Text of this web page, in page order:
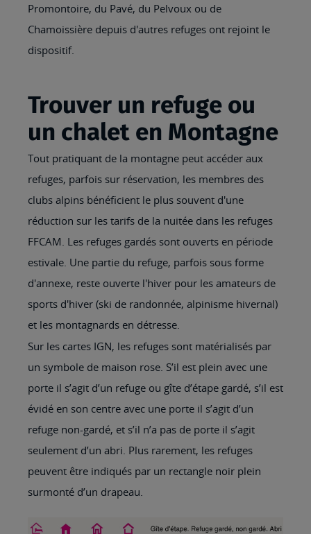
Promontoire, du Pavé, du Pelvoux ou de
Chamoissière depuis d'autres refuges ont rejoint le
dispositif.
Trouver un refuge ou
un chalet en Montagne
Tout pratiquant de la montagne peut accéder aux
refuges, parfois sur réservation, les membres des
clubs alpins bénéficient le plus souvent d'une
réduction sur les tarifs de la nuitée dans les refuges
FFCAM. Les refuges gardés sont ouverts en période
estivale. Une partie du refuge, parfois sous forme
d'annexe, reste ouverte l'hiver pour les amateurs de
sports d'hiver (ski de randonnée, alpinisme hivernal)
et les montagnards en détresse.
Sur les cartes IGN, les refuges sont matérialisés par
un symbole de maison rose. S’il est plein avec une
porte il s’agit d’un refuge ou gîte d’étape gardé, s’il est
évidé en son centre avec une porte il s’agit d’un
refuge non-gardé, et s’il n’a pas de porte il s’agit
seulement d’un abri. Plus rarement, les refuges
peuvent être indiqués par un rectangle noir plein
surmonté d’un drapeau.